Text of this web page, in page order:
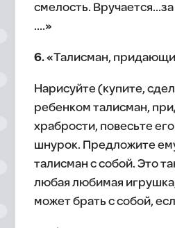
смелость.
….»
6.«Талисман,
Нарисуйте (купите,
ребенком талисман,
храбрости, повесьте
шнурок. Предложите
талисман с собой. Это
любая любимая
может брать с собой,